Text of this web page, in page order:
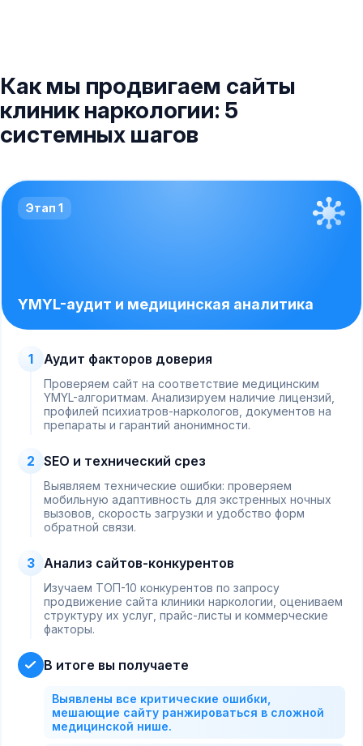
Как мы продвигаем сайты
клиник наркологии: 5
системных шагов
Этап 1
YMYL-аудит и медицинская аналитика
1 Аудит факторов доверия
Проверяем сайт на соответствие медицинским
YMYL-алгоритмам. Анализируем наличие лицензий,
профилей психиатров-наркологов, документов на
препараты и гарантий анонимности.
2 SEO и технический срез
Выявляем технические ошибки: проверяем
мобильную адаптивность для экстренных ночных
вызовов, скорость загрузки и удобство форм
обратной связи.
3 Анализ сайтов-конкурентов
Изучаем ТОП-10 конкурентов по запросу
продвижение сайта клиники наркологии, оцениваем
структуру их услуг, прайс-листы и коммерческие
факторы.
В итоге вы получаете
Выявлены все критические ошибки,
мешающие сайту ранжироваться в сложной
медицинской нише.